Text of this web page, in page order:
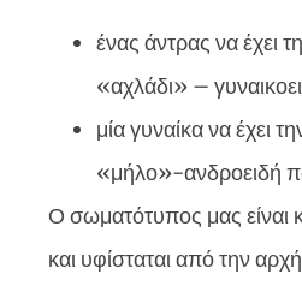
ένας άντρας να έχει
«αχλάδι» –
μία γυναίκα να έχει
«μήλο»-ανδροειδή
Ο σωματότυπος μας είναι
και υφίσταται από την